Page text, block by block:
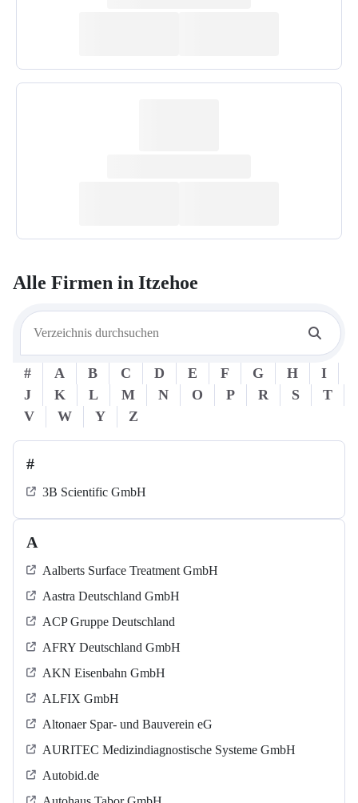
Alle Firmen in Itzehoe
# A B C D E F G H
I
J
K L M N O P R S
T
V
W Y Z
#
3B Scientific GmbH
A
Aalberts Surface Treatment GmbH
Aastra Deutschland GmbH
ACP Gruppe Deutschland
AFRY Deutschland GmbH
AKN Eisenbahn GmbH
ALFIX GmbH
Altonaer Spar- und Bauverein eG
AURITEC Medizindiagnostische Systeme GmbH
Autobid.de